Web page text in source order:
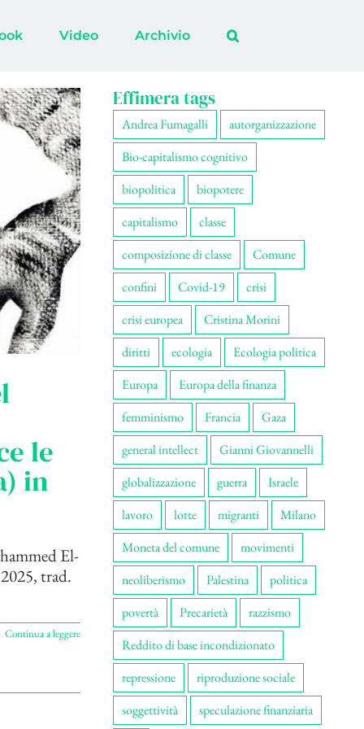
Video Archivio
le
in
El-
trad.
Continua a leggere
Effimera tags
Andrea Fumagalli
autorganizzazione
Bio-capitalismo cognitivo
biopolitica
biopotere
capitalismo
classe
composizione di classe
Comune
confini
Covid-19
crisi
crisi europea
Cristina Morini
diritti
ecologia
Ecologia politica
Europa
Europa della finanza
femminismo
Francia
Gaza
general intellect
Gianni Giovannelli
globalizzazione
guerra
Israele
lavoro
lotte migranti
Milano
Moneta del comune
movimenti
neoliberismo
Palestina
politica
povertà
Precarietà
razzismo
Reddito di base incondizionato
repressione
riproduzione sociale
soggettività
speculazione finanziaria